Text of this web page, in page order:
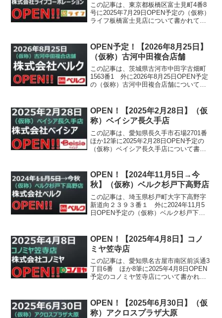
この記事は、東京都板橋区富士見町4番8
号に2025年7月29日OPEN予定の（仮称）
ライフ板橋富士見店について書かれてい
OPEN予定！【2026年8月25日】
（仮称）古河中田複合店舗
この記事は、茨城県古河市中田字古畑町
1563番1 外に2026年8月25日OPEN予定
の（仮称）古河中田複合店舗について書
OPEN！【2025年2月28日】（仮
称）ベイシア長久手店
この記事は、愛知県長久手市石場2701番
ほか12筆に2025年2月28日OPEN予定の
（仮称）ベイシア長久手店について書か
OPEN！【2024年11月5日→今
秋】（仮称）ベルク杉戸下高野店
この記事は、埼玉県杉戸町大字下高野字
新道向２３９３番１ 外に2024年11月5
日OPEN予定の（仮称）ベルク杉戸下高
OPEN！【2025年4月8日】コノ
ミヤ笠寺店
この記事は、愛知県名古屋市南区前浜通3
丁目6番 ほか8筆に2025年4月8日OPEN
予定のコノミヤ笠寺店について書かれて
OPEN！【2025年6月30日】（仮
称）アクロスプラザ大原